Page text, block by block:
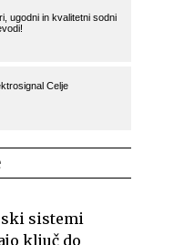
sistemi
ključ do